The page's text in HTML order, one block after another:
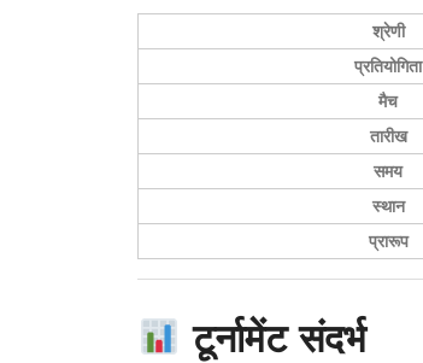
श्रेणी
प्रतियोगिता
मैच
तारीख
समय
स्थान
प्रारूप
टूर्नामेंट संदर्भ